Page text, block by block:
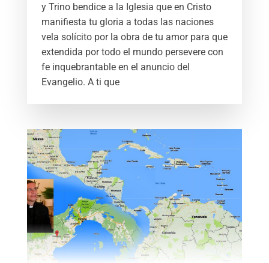
y Trino bendice a la Iglesia que en Cristo
manifiesta tu gloria a todas las naciones
vela solícito por la obra de tu amor para que
extendida por todo el mundo persevere con
fe inquebrantable en el anuncio del
Evangelio. A ti que